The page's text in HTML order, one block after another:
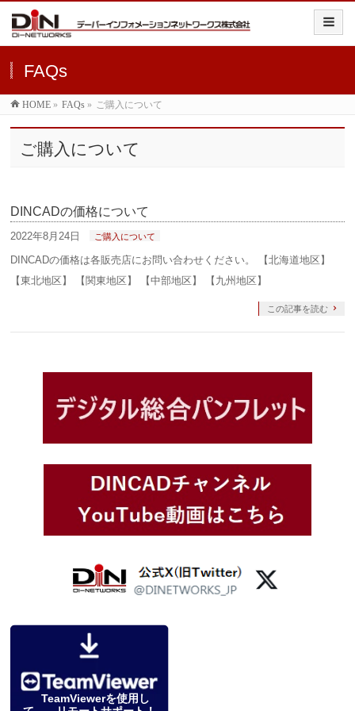
FAQs
HOME » FAQs » ご購入について
ご購入について
DINCADの価格について
2022年8月24日 ご購入について
DINCADの価格は各販売店にお問い合わせください。 【北海道地区】
【東北地区】 【関東地区】 【中部地区】 【九州地区】
この記事を読む
TeamViewerを使用し